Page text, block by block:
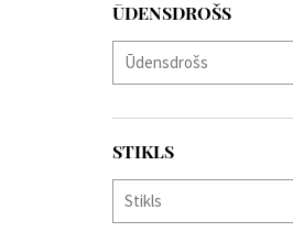
Swiss Alpine Military
(+168)
Swiss Military
Thomas Sabo
TIMBERLAND(+20)
Tommy Hilfiger
ŪDENSDROŠS
STIKLS